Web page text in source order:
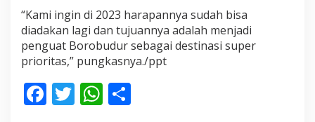
“Kami ingin di 2023 harapannya sudah bisa
diadakan lagi dan tujuannya adalah menjadi
penguat Borobudur sebagai destinasi super
prioritas,” pungkasnya./ppt
F T W